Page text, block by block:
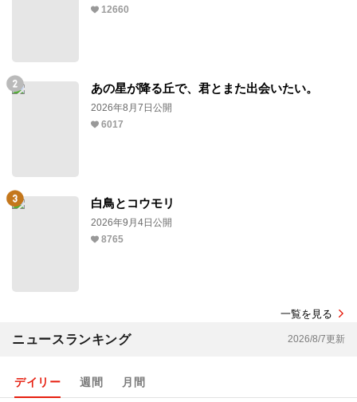
12660
あの星が降る丘で、君とまた出会いたい。
2026年8月7日公開
6017
白鳥とコウモリ
2026年9月4日公開
8765
一覧を見る
ニュースランキング 2026/8/7更新
デイリー 週間 月間